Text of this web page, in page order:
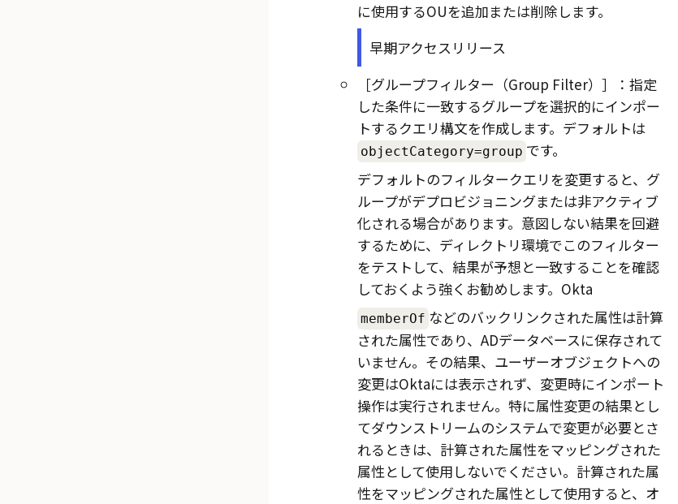
に使用するOUを追加または削除します。
早期アクセスリリース
グループフィルター（Group Filter）
：指定
した条件に一致するグループを選択的にインポー
トするクエリ構文を作成します。デフォルトは
objectCategory=group です。
デフォルトのフィルタークエリを変更すると、グ
ループがデプロビジョニングまたは非アクティブ
化される場合があります。意図しない結果を回避
するために、ディレクトリ環境でこのフィルター
をテストして、結果が予想と一致することを確認
しておくよう強くお勧めします。 Okta
memberOf などのバックリンクされた属性は計算
された属性であり、ADデータベースに保存されて
いません。その結果、ユーザーオブジェクトへの
変更はOktaには表示されず、変更時にインポート
操作は実行されません。特に属性変更の結果とし
てダウンストリームのシステムで変更が必要とさ
れるときは、計算された属性をマッピングされた
属性として使用しないでください。計算された属
性をマッピングされた属性として使用すると、オ